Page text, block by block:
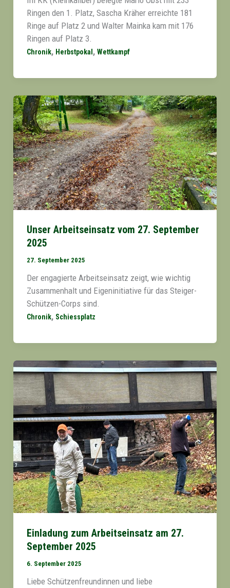
Ringen den 1. Platz, Sascha Kräher erreichte 181
Ringe auf Platz 2 und Walter Mainka kam mit 176
Ringen auf Platz 3.
Chronik, Herbstpokal , Wettkampf
Unser Arbeitseinsatz vom 27. September
2025
27. September 2025
Der engagierte Arbeitseinsatz zeigt, wie wichtig
Zusammenhalt und Eigeninitiative für das Steiger-
Schützen-Corps sind.
Chronik, Schiessplatz
Einladung zum Arbeitseinsatz am 27.
September 2025
6. September 2025
Liebe Schützenfreundinnen und liebe